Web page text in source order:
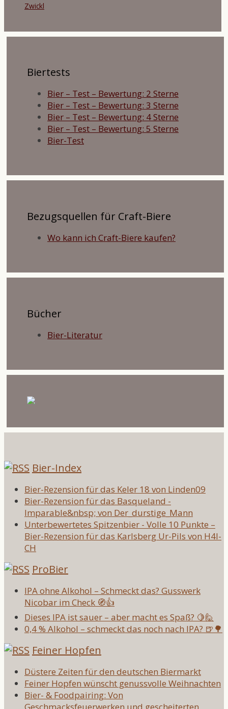
Zwickl
Biertests
Bier – Test – Bewertung: 2 Sterne
Bier – Test – Bewertung: 3 Sterne
Bier – Test – Bewertung: 4 Sterne
Bier – Test – Bewertung: 5 Sterne
Bier-Test
Bezugsquellen für Craft-Biere
Wo kann ich Craft-Biere kaufen?
Bücher
Bier-Literatur
Bier-Index
Bier-Rezension für das Keler 18 von Linden09
Bier-Rezension für das Basqueland -
Imparable&nbsp; von Der_durstige_Mann
Unterbewertetes Spitzenbier - Volle 10 Punkte –
Bier-Rezension für das Karlsberg Ur-Pils von H4l-
CH
ProBier
IPA ohne Alkohol – Schmeckt das? Gusswerk
Nicobar im Check 🧭👍
Dieses IPA ist sauer – aber macht es Spaß? 🍋🙋
0,4 % Alkohol – schmeckt das noch nach IPA? 🍺🌳
Feiner Hopfen
Düstere Zeiten für den deutschen Biermarkt
Feiner Hopfen wünscht genussvolle Weihnachten
Bier- & Foodpairing: Von